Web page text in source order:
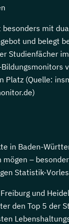
in
+ Grundlagen der
Tierhaltung
+ Klassische
+ Veterinär-
+ Veterinär-
+ Veterinär-
in mit
in
für
besonders mit
und belegt
Studienfächer
Platz (Quelle:
in Baden-
mögen –
Statistik-
und
den Top 5 der